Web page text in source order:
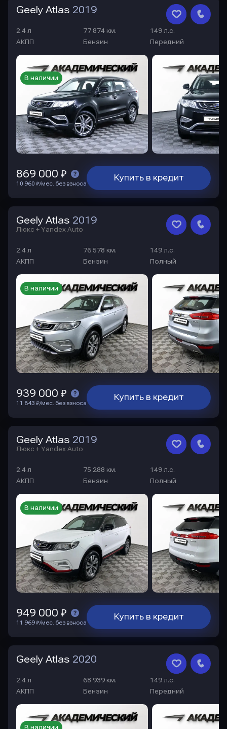
Geely Atlas 2019
2.4 л 77 874 км.
149 л.с.
АКПП
Бензин Передний
В наличии
Купить в кредит
869 000 ₽
10 960 ₽/мес. без взноса
Geely Atlas 2019
Люкс + Yandex Auto
2.4 л 76 578 км.
149 л.с.
АКПП
Бензин Полный
В наличии
Купить в кредит
939 000 ₽
11 843 ₽/мес. без взноса
Geely Atlas 2019
Люкс + Yandex Auto
2.4 л 75 288 км.
149 л.с.
АКПП
Бензин Полный
В наличии
Купить в кредит
949 000 ₽
11 969 ₽/мес. без взноса
Geely Atlas 2020
2.4 л 68 939 км.
149 л.с.
АКПП
Бензин Передний
В наличии